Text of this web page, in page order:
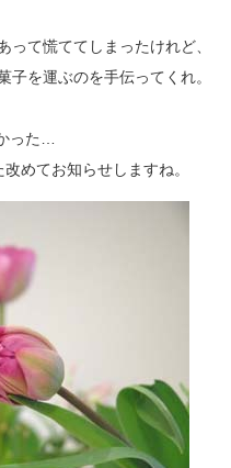
って慌ててしまったけれど、
子を運ぶのを手伝ってくれ。
った…
めてお知らせしますね。